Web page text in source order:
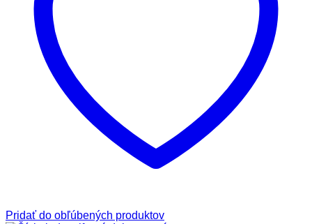
Pridať do obľúbených produktov